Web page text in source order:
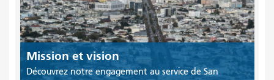
Mission et vision
Découvrez notre engagement au service de San